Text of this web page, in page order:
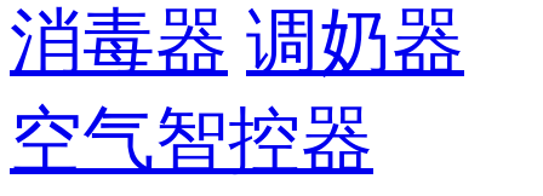
消毒器 调奶器
空气智控器